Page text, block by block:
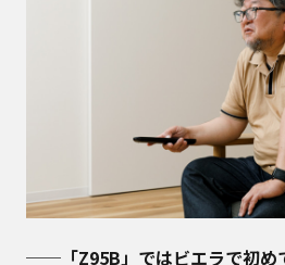
── 「Z95B」ではビエラで初